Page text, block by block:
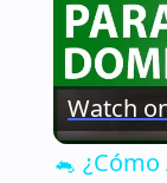
Watch
🐁 ¿Cómo